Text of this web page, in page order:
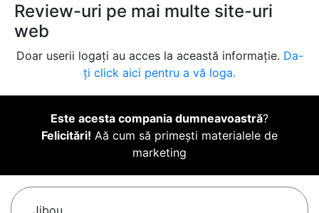
Review-uri pe mai multe site-uri
web
Doar userii logați au acces la această informație. Da-
ți click aici pentru a vă loga.
Este acesta compania dumneavoastră?
Felicitări! Aă cum să primești materialele de
marketing